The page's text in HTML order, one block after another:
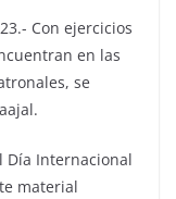
Con ejercicios
en las
se
Día Internacional
material